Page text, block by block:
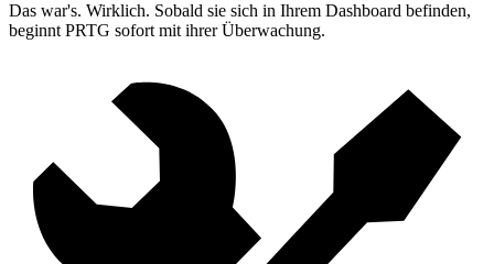
Das war's. Wirklich. Sobald sie sich in Ihrem Dashboard befinden,
beginnt PRTG sofort mit ihrer Überwachung.